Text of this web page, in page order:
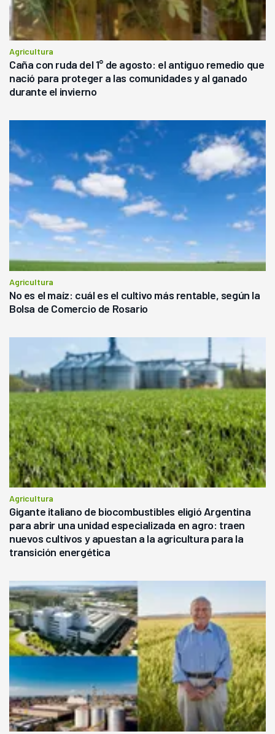
Agricultura
Caña con ruda del 1° de agosto: el antiguo remedio que
nació para proteger a las comunidades y al ganado
durante el invierno
Agricultura
No es el maíz: cuál es el cultivo más rentable, según la
Bolsa de Comercio de Rosario
Agricultura
Gigante italiano de biocombustibles eligió Argentina
para abrir una unidad especializada en agro: traen
nuevos cultivos y apuestan a la agricultura para la
transición energética